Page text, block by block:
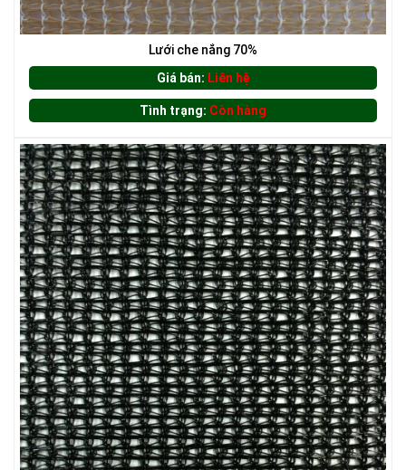
LƯỚI HÀNG RÀO HÌNH CHỮ NHẬT
LƯỚI CHẮN CHIM
LƯỚI HÀNG RÀO HÌNH VUÔNG
Lưới che nắng 70%
Giá bán: Liên hệ
Tình trạng: Còn hàng